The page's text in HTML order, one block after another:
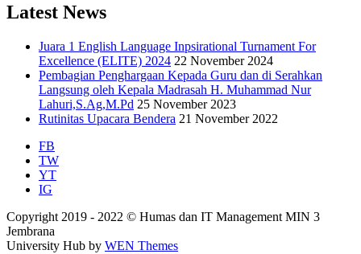
Latest News
Juara 1 English Language Inpsirational Turnament For
Excellence (ELITE) 2024 22 November 2024
Pembagian Penghargaan Kepada Guru dan di Serahkan
Langsung oleh Kepala Madrasah H. Muhammad Nur
Lahuri,S.Ag,M.Pd 25 November 2023
Rutinitas Upacara Bendera 21 November 2022
FB
TW
YT
IG
Copyright 2019 - 2022 © Humas dan IT Management MIN 3
Jembrana
University Hub by WEN Themes